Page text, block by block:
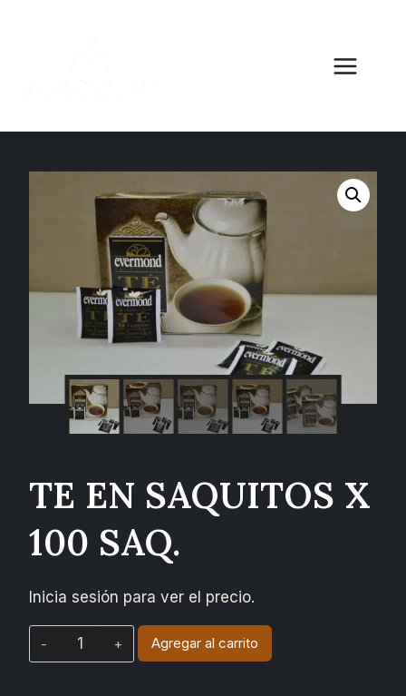
TE EN SAQUITOS X
100 SAQ.
Inicia sesión para ver el precio.
Agregar al carrito